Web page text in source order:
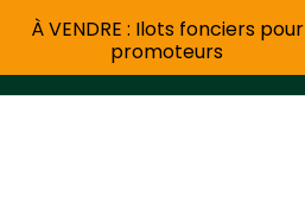
À VENDRE : Ilots fonciers pour
promoteurs